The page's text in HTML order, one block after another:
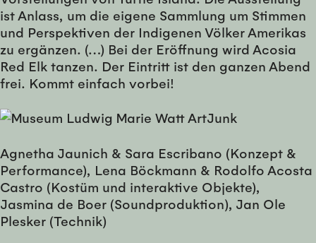
ist Anlass, um die eigene Sammlung um Stimmen
und Perspektiven der Indigenen Völker Amerikas
zu ergänzen. (…) Bei der Eröffnung wird Acosia
Red Elk tanzen. Der Eintritt ist den ganzen Abend
frei. Kommt einfach vorbei!
Agnetha Jaunich & Sara Escribano (Konzept &
Performance), Lena Böckmann & Rodolfo Acosta
Castro (Kostüm und interaktive Objekte),
Jasmina de Boer (Soundproduktion), Jan Ole
Plesker (Technik)